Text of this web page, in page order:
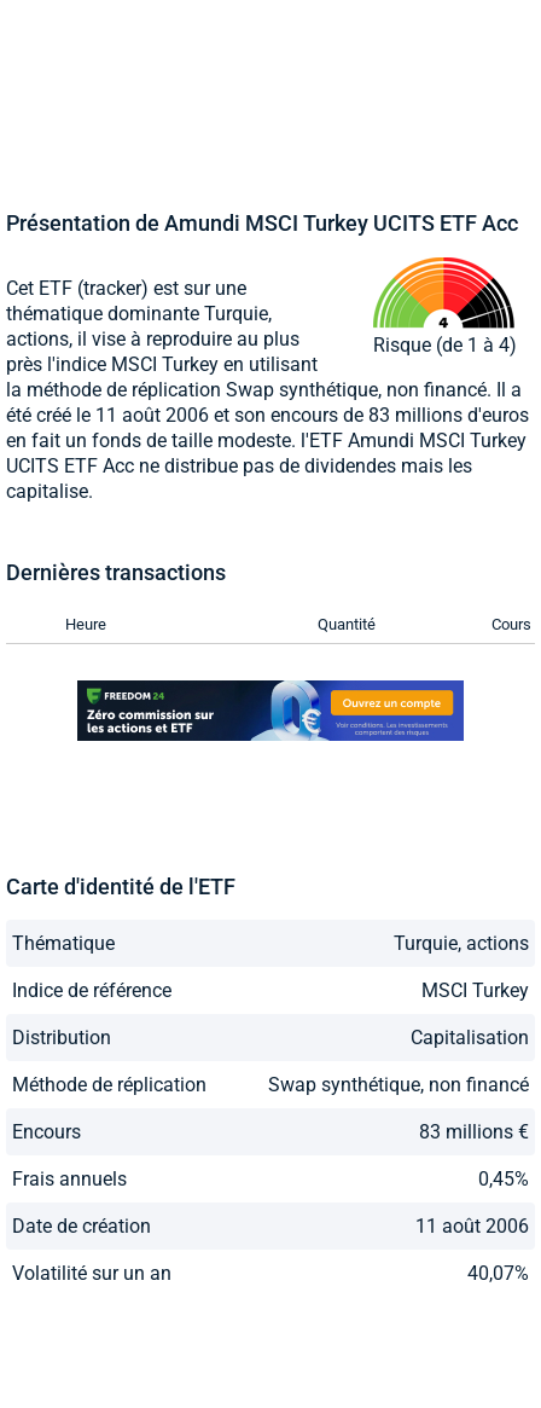
Présentation de Amundi MSCI Turkey UCITS ETF Acc
Risque (de 1 à 4)
Cet ETF (tracker) est sur une
thématique dominante Turquie,
actions, il vise à reproduire au plus
près l'indice MSCI Turkey en utilisant
la méthode de réplication Swap synthétique, non financé. Il a
été créé le 11 août 2006 et son encours de 83 millions d'euros
en fait un fonds de taille modeste. l'ETF Amundi MSCI Turkey
UCITS ETF Acc ne distribue pas de dividendes mais les
capitalise.
Dernières transactions
Heure Quantité Cours
Carte d'identité de l'ETF
Thématique Turquie, actions
Indice de référence MSCI Turkey
Distribution Capitalisation
Méthode de réplication Swap synthétique, non financé
Encours 83 millions €
Frais annuels 0,45%
Date de création 11 août 2006
Volatilité sur un an 40,07%